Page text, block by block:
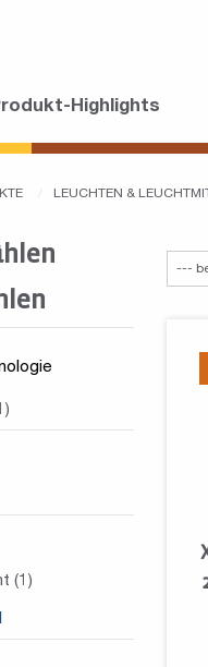
Highlights
LEUCHTEN &
(1)